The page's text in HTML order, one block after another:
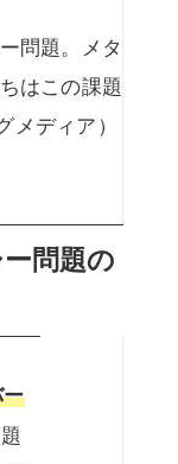
問題。メタ
はこの課題
ディア）
問題の
ー